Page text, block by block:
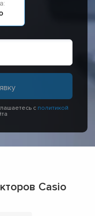
с политикой
Casio